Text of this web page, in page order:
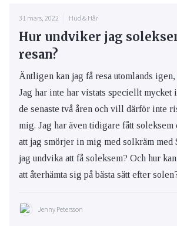
31 mars, 2022 Hud & Hår
Hur undviker jag
resan?
Äntligen kan jag få resa utomlands igen,
Jag har inte har vistats speciellt mycket
de senaste två åren och vill därför inte
mig. Jag har även tidigare fått soleksem
att jag smörjer in mig med solkräm med
jag undvika att få soleksem? Och hur
att återhämta sig på bästa sätt efter
Jenny Petersson